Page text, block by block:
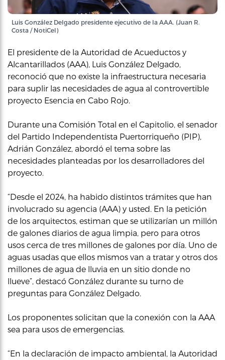
Luis González Delgado presidente ejecutivo de la AAA. (Juan R.
Costa / NotiCel)
El presidente de la Autoridad de Acueductos y
Alcantarillados (AAA), Luis González Delgado,
reconoció que no existe la infraestructura necesaria
para suplir las necesidades de agua al controvertible
proyecto Esencia en Cabo Rojo.
Durante una Comisión Total en el Capitolio, el senador
del Partido Independentista Puertorriqueño (PIP),
Adrián González, abordó el tema sobre las
necesidades planteadas por los desarrolladores del
proyecto.
“Desde el 2024, ha habido distintos trámites que han
involucrado su agencia (AAA) y usted. En la petición
de los arquitectos, estiman que se utilizarían un millón
de galones diarios de agua limpia, pero para otros
usos cerca de tres millones de galones por día. Uno de
aguas usadas que ellos mismos van a tratar y otros dos
millones de agua de lluvia en un sitio donde no
llueve”, destacó González durante su turno de
preguntas para González Delgado.
Los proponentes solicitan que la conexión con la AAA
sea para usos de emergencias.
“En la declaración de impacto ambiental, la Autoridad